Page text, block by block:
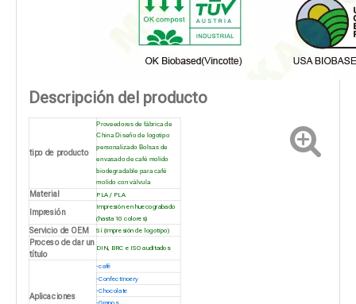
Descripción del producto
tipo de producto
Proveedores de fábrica de
China Diseño de logotipo
personalizado Bolsas de
envasado de café molido
biodegradable para café
molido con válvula
Material PLA / PLA
Impresión
Impresión en huecograbado
(hasta 10 colores)
Servicio de OEM Sí (impresión de logotipo)
Proceso de dar un
título
DIN, BRC e ISO auditados
Aplicaciones
·café
·Confectinoery
·Chocolate